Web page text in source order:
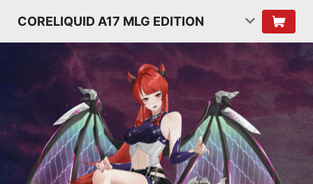
CORELIQUID A17 MLG EDITION